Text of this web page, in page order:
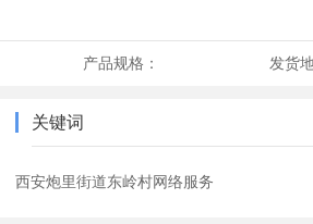
产品规格： 发货
关键词
西安炮里街道东岭村网络服务